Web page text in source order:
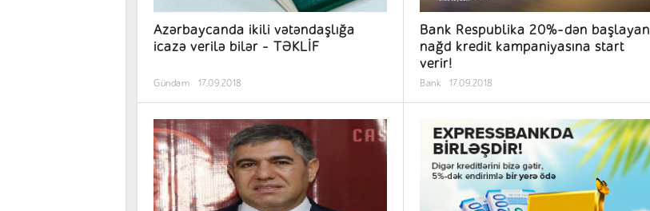
Azərbaycanda ikili vətəndaşlığa
icazə verilə bilər - TƏKLİF
Gündəm 17.09.2018
Bank Respublika 20%-dən başlayan
nağd kredit kampaniyasına start
verir!
Bank 17.09.2018